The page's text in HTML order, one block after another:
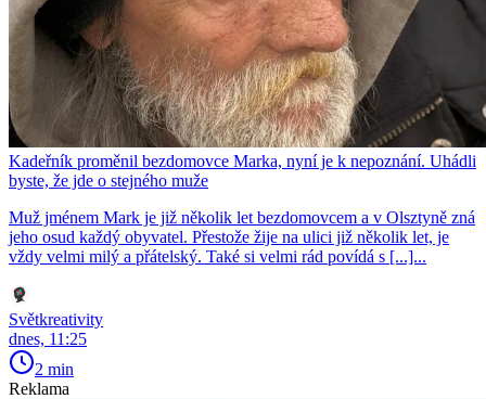
Kadeřník proměnil bezdomovce Marka, nyní je k nepoznání. Uhádli
byste, že jde o stejného muže
Muž jménem Mark je již několik let bezdomovcem a v Olsztyně zná
jeho osud každý obyvatel. Přestože žije na ulici již několik let, je
vždy velmi milý a přátelský. Také si velmi rád povídá s [...]...
Světkreativity
dnes, 11:25
2 min
Reklama